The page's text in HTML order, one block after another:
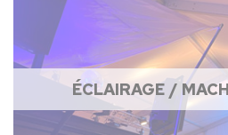
ÉCLAIRAGE /